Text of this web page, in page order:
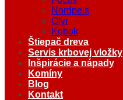
Nordpeis
Ofyr
Kobok
Štiepač dreva
Servis krbovej vložky
Inšpirácie a nápady
Komíny
Blog
Kontakt